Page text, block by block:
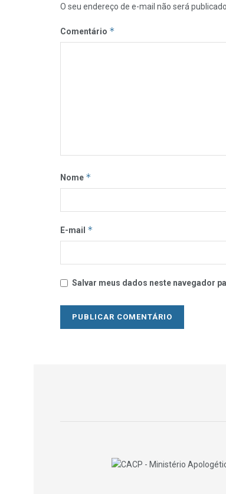
O seu endereço de e-mail não será publicado.
Comentário *
Nome *
E-mail *
Salvar meus dados neste navegador